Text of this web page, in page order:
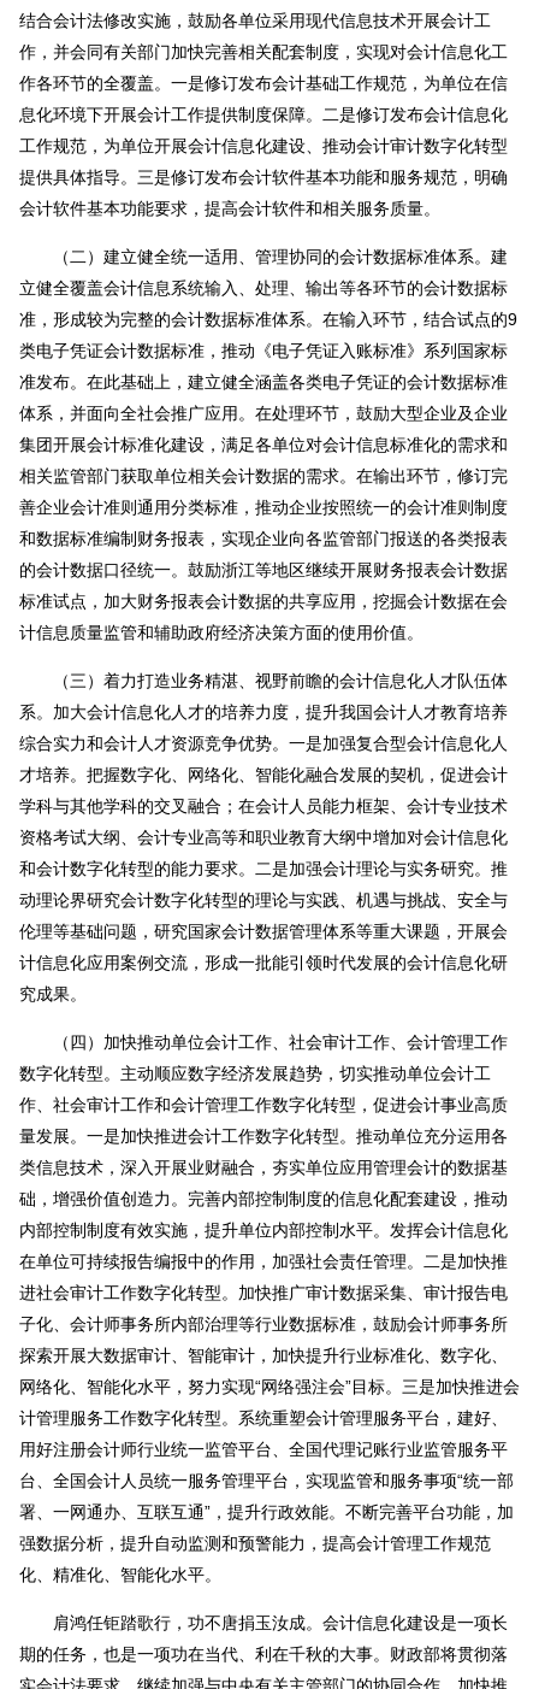
结合会计法修改实施，鼓励各单位采用现代信息技术开展会计工
作，并会同有关部门加快完善相关配套制度，实现对会计信息化工
作各环节的全覆盖。一是修订发布会计基础工作规范，为单位在信
息化环境下开展会计工作提供制度保障。二是修订发布会计信息化
工作规范，为单位开展会计信息化建设、推动会计审计数字化转型
提供具体指导。三是修订发布会计软件基本功能和服务规范，明确
会计软件基本功能要求，提高会计软件和相关服务质量。
（二）建立健全统一适用、管理协同的会计数据标准体系。建
立健全覆盖会计信息系统输入、处理、输出等各环节的会计数据标
准，形成较为完整的会计数据标准体系。在输入环节，结合试点的9
类电子凭证会计数据标准，推动《电子凭证入账标准》系列国家标
准发布。在此基础上，建立健全涵盖各类电子凭证的会计数据标准
体系，并面向全社会推广应用。在处理环节，鼓励大型企业及企业
集团开展会计标准化建设，满足各单位对会计信息标准化的需求和
相关监管部门获取单位相关会计数据的需求。在输出环节，修订完
善企业会计准则通用分类标准，推动企业按照统一的会计准则制度
和数据标准编制财务报表，实现企业向各监管部门报送的各类报表
的会计数据口径统一。鼓励浙江等地区继续开展财务报表会计数据
标准试点，加大财务报表会计数据的共享应用，挖掘会计数据在会
计信息质量监管和辅助政府经济决策方面的使用价值。
（三）着力打造业务精湛、视野前瞻的会计信息化人才队伍体
系。加大会计信息化人才的培养力度，提升我国会计人才教育培养
综合实力和会计人才资源竞争优势。一是加强复合型会计信息化人
才培养。把握数字化、网络化、智能化融合发展的契机，促进会计
学科与其他学科的交叉融合；在会计人员能力框架、会计专业技术
资格考试大纲、会计专业高等和职业教育大纲中增加对会计信息化
和会计数字化转型的能力要求。二是加强会计理论与实务研究。推
动理论界研究会计数字化转型的理论与实践、机遇与挑战、安全与
伦理等基础问题，研究国家会计数据管理体系等重大课题，开展会
计信息化应用案例交流，形成一批能引领时代发展的会计信息化研
究成果。
（四）加快推动单位会计工作、社会审计工作、会计管理工作
数字化转型。主动顺应数字经济发展趋势，切实推动单位会计工
作、社会审计工作和会计管理工作数字化转型，促进会计事业高质
量发展。一是加快推进会计工作数字化转型。推动单位充分运用各
类信息技术，深入开展业财融合，夯实单位应用管理会计的数据基
础，增强价值创造力。完善内部控制制度的信息化配套建设，推动
内部控制制度有效实施，提升单位内部控制水平。发挥会计信息化
在单位可持续报告编报中的作用，加强社会责任管理。二是加快推
进社会审计工作数字化转型。加快推广审计数据采集、审计报告电
子化、会计师事务所内部治理等行业数据标准，鼓励会计师事务所
探索开展大数据审计、智能审计，加快提升行业标准化、数字化、
网络化、智能化水平，努力实现“网络强注会”目标。三是加快推进会
计管理服务工作数字化转型。系统重塑会计管理服务平台，建好、
用好注册会计师行业统一监管平台、全国代理记账行业监管服务平
台、全国会计人员统一服务管理平台，实现监管和服务事项“统一部
署、一网通办、互联互通”，提升行政效能。不断完善平台功能，加
强数据分析，提升自动监测和预警能力，提高会计管理工作规范
化、精准化、智能化水平。
肩鸿任钜踏歌行，功不唐捐玉汝成。会计信息化建设是一项长
期的任务，也是一项功在当代、利在千秋的大事。财政部将贯彻落